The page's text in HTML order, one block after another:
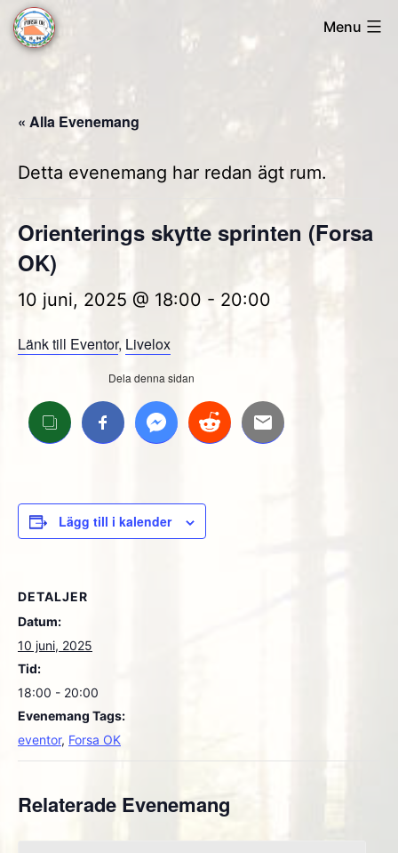
Skip
to
Forsa
Menu
« Alla Evenemang
Detta evenemang har redan ägt rum.
Orienterings skytte sprinten (Forsa
OK)
10 juni, 2025 @ 18:00 - 20:00
Länk till Eventor, Livelox
Dela denna sidan
Lägg till i kalender
DETALJER
Datum:
10 juni, 2025
Tid:
18:00 - 20:00
Evenemang Tags:
eventor, Forsa OK
Relaterade Evenemang